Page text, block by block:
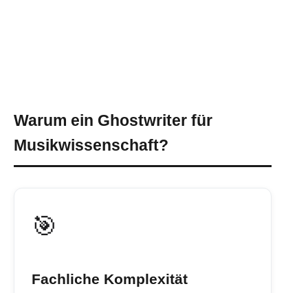
Warum ein Ghostwriter für
Musikwissenschaft?
🎯
Fachliche Komplexität